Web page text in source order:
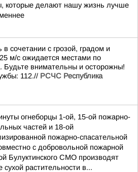
которые делают нашу жизнь лучше
сочетании с грозой, градом и
м/с ожидается местами по
Будьте внимательны и осторожны!
112.// РСЧС Республика
огнеборцы 1-ой, 15-ой пожарно-
частей и 18-ой
пожарно-спасательной
с добровольной пожарной
Булуктинского СМО производят
сухой растительности в...